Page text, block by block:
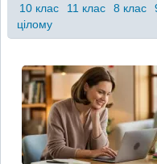
10 клас 11 клас 8 клас
цілому